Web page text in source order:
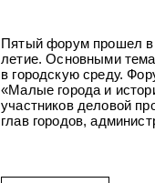
Пятый форум прошел в
летие. Основными
в городскую среду.
«Малые города и
участников деловой
глав городов,